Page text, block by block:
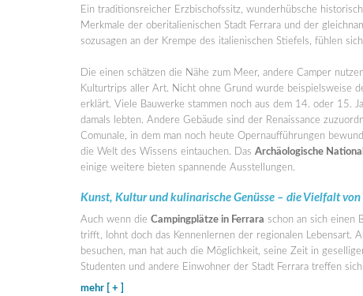
Ein traditionsreicher Erzbischofssitz, wunderhübsche
Merkmale der oberitalienischen Stadt Ferrara und der
sozusagen an der Krempe des italienischen Stiefels, fühlen
Die einen schätzen die Nähe zum Meer, andere Camper
Kulturtrips aller Art. Nicht ohne Grund wurde beispielsweise
erklärt. Viele Bauwerke stammen noch aus dem 14. oder 15.
damals lebten. Andere Gebäude sind der Renaissance
Comunale, in dem man noch heute Opernaufführungen
die Welt des Wissens eintauchen. Das Archäologische
einige weitere bieten spannende Ausstellungen.
Kunst, Kultur und kulinarische Genüsse – die Vielfalt von
Auch wenn die Campingplätze in Ferrara schon an sich einen
trifft, lohnt doch das Kennenlernen der regionalen Lebensart.
besuchen, man hat auch die Möglichkeit, seine Zeit in
Studenten und andere Einwohner der Stadt Ferrara treffen
mehr [ + ]